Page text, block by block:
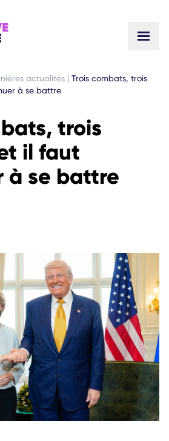
EN PIED DE PAGE
actualités | Trois combats, trois
à se battre
trois
il faut
à se battre